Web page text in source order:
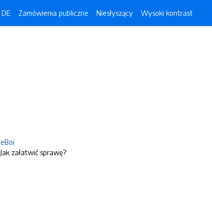
DE Zamówienia publiczne Niesłyszący Wysoki kontrast
eBoi
Jak załatwić sprawę?